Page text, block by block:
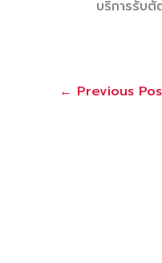
บริการรับ
← Previous